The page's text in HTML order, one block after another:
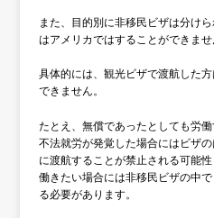
また、目的別に非移民ビザは分け
はアメリカではすることができませ
具体的には、観光ビザで渡航した
できません。
たとえ、無償であったとしても労働
不法就労が発覚した場合にはビザ
に渡航することが禁止される可能
働きたい場合には非移民ビザの中
る必要があります。